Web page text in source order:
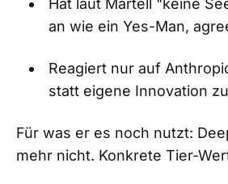
Hat laut Martell "keine
an wie ein Yes-Man,
Reagiert nur auf
statt eigene Innovation
Für was er es noch nutzt:
mehr nicht. Konkrete Tier-